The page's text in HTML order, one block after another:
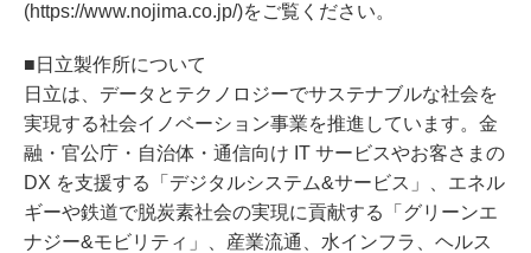
(https://www.nojima.co.jp/)をご覧ください。
■日立製作所について
日立は、データとテクノロジーでサステナブルな社会を
実現する社会イノベーション事業を推進しています。金
融・官公庁・自治体・通信向け IT サービスやお客さまの
DX を支援する「デジタルシステム&サービス」、エネル
ギーや鉄道で脱炭素社会の実現に貢献する「グリーンエ
ナジー&モビリティ」、産業流通、水インフラ、ヘルス